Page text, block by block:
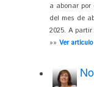
a abonar por
del mes de
2025. A
»» Ver